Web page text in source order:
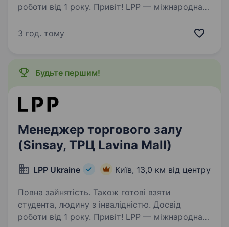
роботи від 1 року. Привіт! LPP — міжнародна
працює у сфері моди, роздрібної торгівлі та є
впізнаваними брендами: Reserved,…
3 год. тому
Будьте першим!
Менеджер торгового залу
(Sinsay, ТРЦ Lavina Mall)
LPP Ukraine Київ, 13,0 км від центру
Повна зайнятість. Також готові взяти
студента, людину з інвалідністю. Досвід
роботи від 1 року. Привіт! LPP — міжнародна